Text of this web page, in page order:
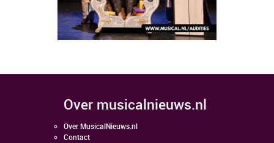
over musicalnieuws.nl
Over MusicalNieuws.nl
Contact